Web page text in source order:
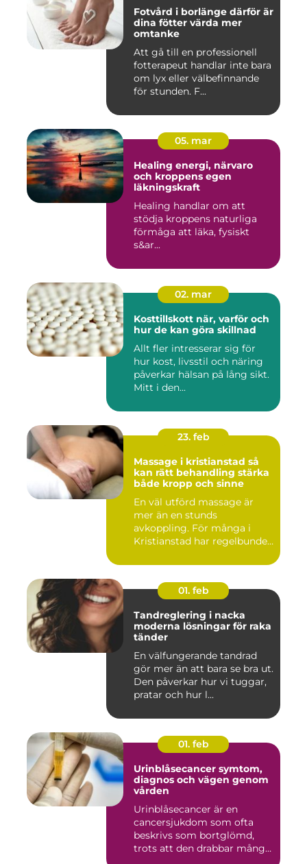
Fotvård i borlänge därför är
dina fötter värda mer
omtanke
Att gå till en professionell
fotterapeut handlar inte bara
om lyx eller välbefinnande
för stunden. F...
05. mar
Healing energi, närvaro
och kroppens egen
läkningskraft
Healing handlar om att
stödja kroppens naturliga
förmåga att läka, fysiskt
s&ar...
02. mar
Kosttillskott när, varför och
hur de kan göra skillnad
Allt fler intresserar sig för
hur kost, livsstil och näring
påverkar hälsan på lång sikt.
Mitt i den...
23. feb
Massage i kristianstad så
kan rätt behandling stärka
både kropp och sinne
En väl utförd massage är
mer än en stunds
avkoppling. För många i
Kristianstad har regelbunden
01. feb
Tandreglering i nacka
moderna lösningar för raka
tänder
En välfungerande tandrad
gör mer än att bara se bra ut.
Den påverkar hur vi tuggar,
pratar och hur l...
01. feb
Urinblåsecancer symtom,
diagnos och vägen genom
vården
Urinblåsecancer är en
cancersjukdom som ofta
beskrivs som bortglömd,
trots att den drabbar många